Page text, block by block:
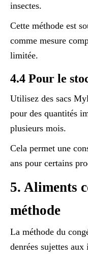
insectes.
Cette méthode est
comme mesure
limitée.
4.4 Pour le
Utilisez des sacs
pour des quantités
plusieurs mois.
Cela permet une
ans pour certains
5. Aliments
méthode
La méthode du
denrées sujettes